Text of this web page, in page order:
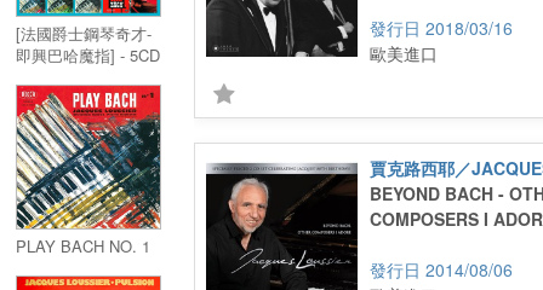
[法國爵士鋼琴奇才-
即興巴哈魔指] - 5CD
Albums (5CD)
PLAY BACH NO. 1
2018/03/16
歐美進口
賈克路西耶／
BEYOND BACH -
COMPOSERS I
2014/08/06